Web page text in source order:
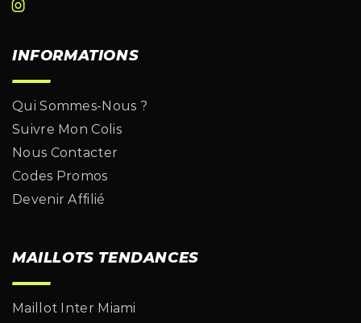
INFORMATIONS
Qui Sommes-Nous ?
Suivre Mon Colis
Nous Contacter
Codes Promos
Devenir Affilié
MAILLOTS TENDANCES
Maillot Inter Miami